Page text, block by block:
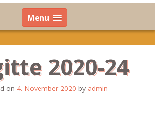
Menu
2020-24
on 4. November 2020 by admin